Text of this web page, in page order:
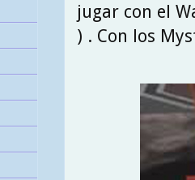
jugar con el
) . Con los